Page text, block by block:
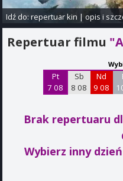
Idź do:repertuar kin |opis i
Repertuar filmu
Pt
7 08
Sb
8 08
Nd
9 08
Brak repertuaru
Wybierz inny